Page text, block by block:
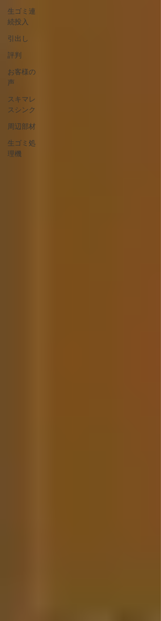
生ゴミ連
続投入
引出し
評判
お客様の
声
スキマレ
スシンク
周辺部材
生ゴミ処
理機